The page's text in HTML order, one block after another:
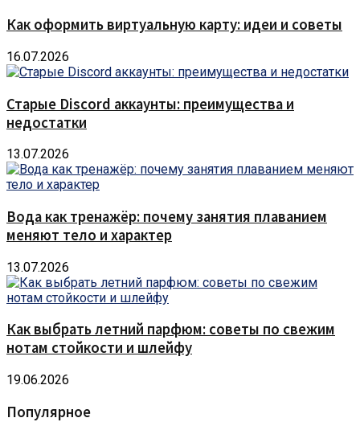
Как оформить виртуальную карту: идеи и советы
16.07.2026
Старые Discord аккаунты: преимущества и
недостатки
13.07.2026
Вода как тренажёр: почему занятия плаванием
меняют тело и характер
13.07.2026
Как выбрать летний парфюм: советы по свежим
нотам стойкости и шлейфу
19.06.2026
Популярное